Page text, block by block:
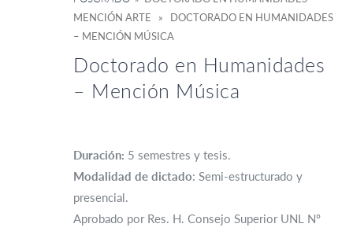
MENCIÓN ARTE » DOCTORADO EN HUMANIDADES
– MENCIÓN MÚSICA
Doctorado en Humanidades
– Mención Música
Duración: 5 semestres y tesis.
Modalidad de dictado: Semi-estructurado y
presencial.
Aprobado por Res. H. Consejo Superior UNL Nº